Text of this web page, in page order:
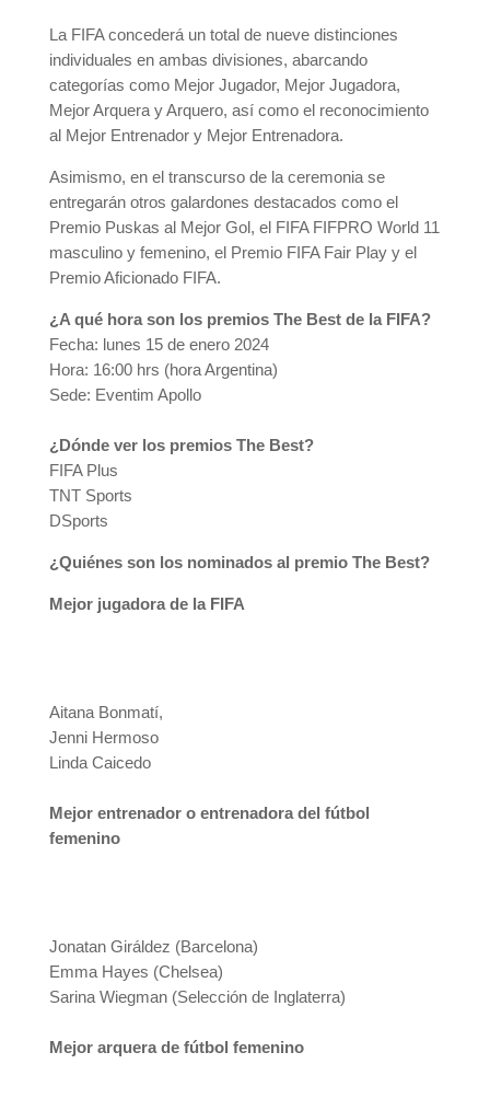
La FIFA concederá un total de nueve distinciones
individuales en ambas divisiones, abarcando
categorías como Mejor Jugador, Mejor Jugadora,
Mejor Arquera y Arquero, así como el reconocimiento
al Mejor Entrenador y Mejor Entrenadora.
Asimismo, en el transcurso de la ceremonia se
entregarán otros galardones destacados como el
Premio Puskas al Mejor Gol, el FIFA FIFPRO World 11
masculino y femenino, el Premio FIFA Fair Play y el
Premio Aficionado FIFA.
¿A qué hora son los premios The Best de la FIFA?
Fecha: lunes 15 de enero 2024
Hora: 16:00 hrs (hora Argentina)
Sede: Eventim Apollo
¿Dónde ver los premios The Best?
FIFA Plus
TNT Sports
DSports
¿Quiénes son los nominados al premio The Best?
Mejor jugadora de la FIFA
Aitana Bonmatí,
Jenni Hermoso
Linda Caicedo
Mejor entrenador o entrenadora del fútbol
femenino
Jonatan Giráldez (Barcelona)
Emma Hayes (Chelsea)
Sarina Wiegman (Selección de Inglaterra)
Mejor arquera de fútbol femenino